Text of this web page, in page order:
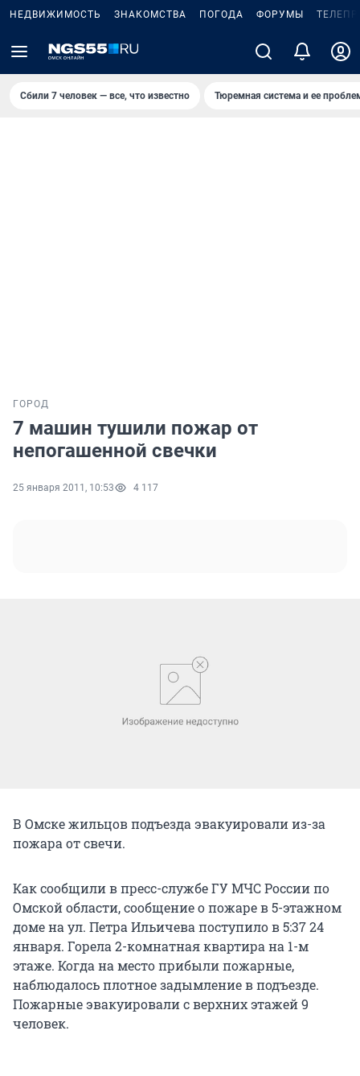
НЕДВИЖИМОСТЬ ЗНАКОМСТВА ПОГОДА ФОРУМЫ
Сбили 7 человек — все, что известно Тюремная система и ее
ГОРОД
7 машин тушили пожар от
непогашенной свечки
25 января 2011, 10:53 4 117
В Омске жильцов подъезда эвакуировали из-за
пожара от свечи.
Как сообщили в пресс-службе ГУ МЧС России по
Омской области, сообщение о пожаре в 5-этажном
доме на ул. Петра Ильичева поступило в 5:37 24
января. Горела 2-комнатная квартира на 1-м
этаже. Когда на место прибыли пожарные,
наблюдалось плотное задымление в подъезде.
Пожарные эвакуировали с верхних этажей 9
человек.